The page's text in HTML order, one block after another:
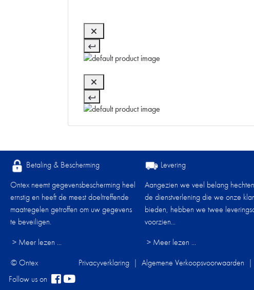
Betaling & Bescherming
Ontex neemt gegevensbescherming heel
ernstig en heeft de meest doeltreffende
maatregelen getroffen om uw gegevens
te beveiligen.
> Meer lezen ...
Levering
Aangezien we veel belang
de dienstverlening die we onze
bieden, hebben we twee
voorzien...
> Meer lezen ...
© Ontex
Privacyverklaring | Algemene Verkoopsvoorwaarden |
Follow us on